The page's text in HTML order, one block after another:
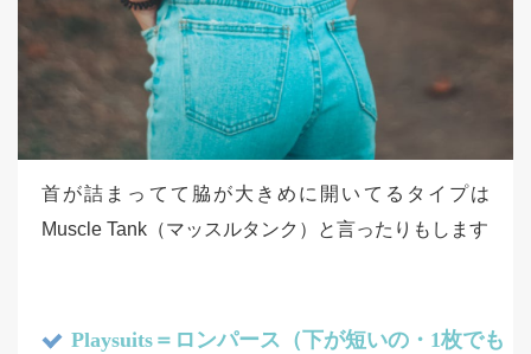
首が詰まってて脇が大きめに開いてるタイプは
Muscle Tank（マッスルタンク）と言ったりもします
Playsuits＝ロンパース（下が短いの・1枚でも